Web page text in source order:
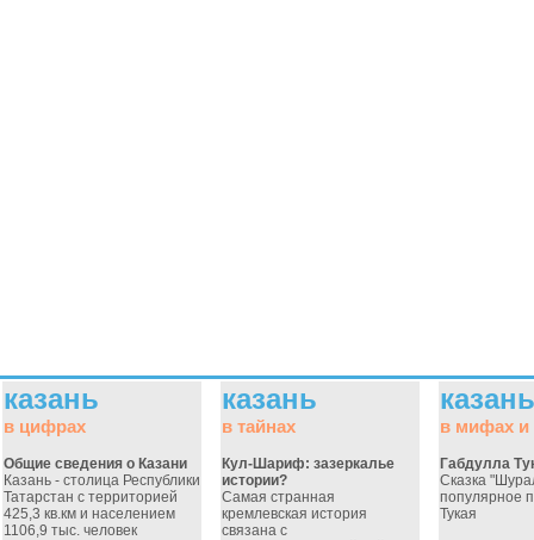
казань
в цифрах
Общие сведения о Казани
Казань - столица Республики
Татарстан с территорией
425,3 кв.км и населением
1106,9 тыс. человек
казань
в тайнах
Кул-Шариф: зазеркалье
истории?
Самая странная
кремлевская история
связана с
казань
в мифах и
Габдулла
Сказка
популярное
Тукая